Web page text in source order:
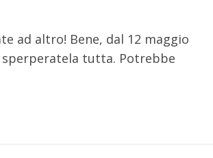
ad altro! Bene, dal 12 maggio
tutta. Potrebbe